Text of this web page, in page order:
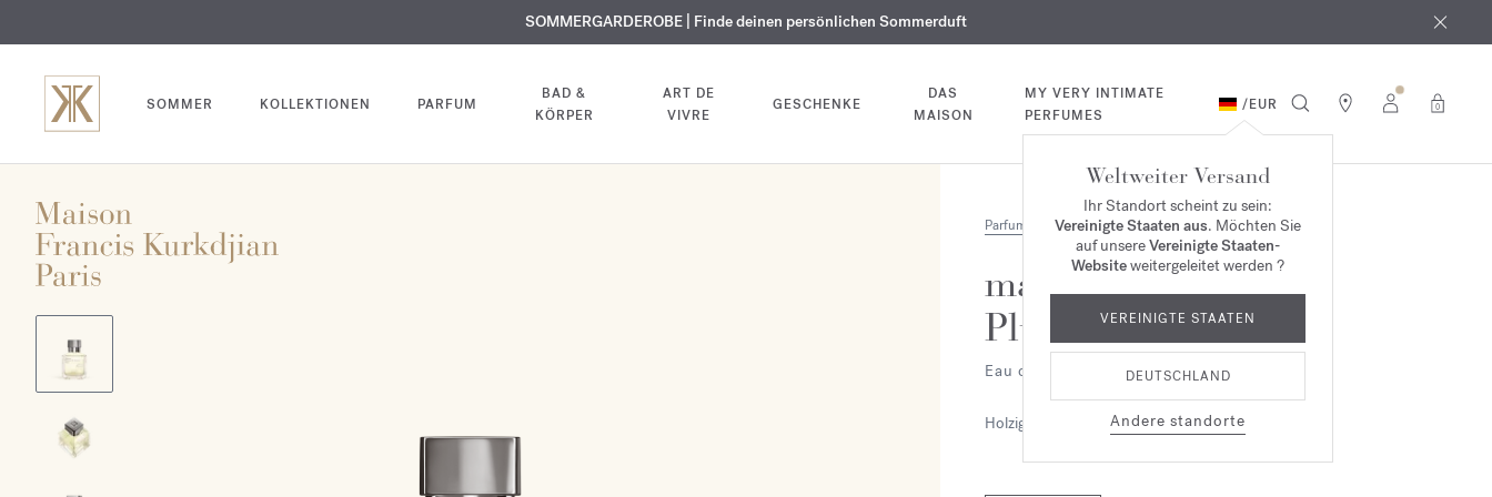
EXKLUSIV | Erhalten Sie OUDvelvet moodin Ihrer Bestellung*
KOSTENLOSE GRAVUR | Auf alle Düfte und Körperöle bis zum 9. August
SOMMERGARDEROBE | Finde deinen persönlichen Sommerduft
SOMMER KOLLEKTIONEN PARFUM
BAD &
KÖRPER
ART DE
VIVRE
GESCHENKE
DAS
MAISON
MY VERY INTIMATE
PERFUMES
/EUR 0
Weltweiter Versand
Ihr Standort scheint zu sein:
Vereinigte Staaten aus. Möchten Sie
auf unsereVereinigte Staaten-
Websiteweitergeleitet werden ?
VEREINIGTE STAATEN
DEUTSCHLAND
Andere standorte
Parfum
masculin
Pluriel
Eau de toilette
Holzig